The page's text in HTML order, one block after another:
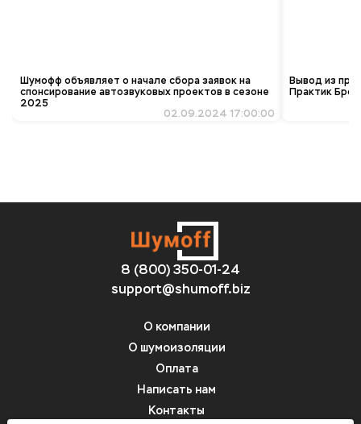
Шумофф объявляет о начале сбора заявок на
спонсирование автозвуковых проектов в сезоне
2025
02.09.2024 17:00:00
Вывод из
Практик
8 (800) 350-01-24
support@shumoff.biz
О компании
О шумоизоляции
Оплата
Написать нам
Контакты